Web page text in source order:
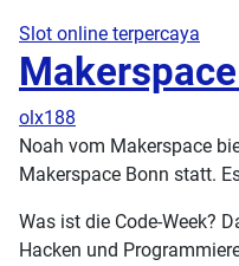
Slot online terpercaya
olx188
Noah vom Makerspace
Makerspace Bonn statt.
Was ist die Code-Week?
Hacken und